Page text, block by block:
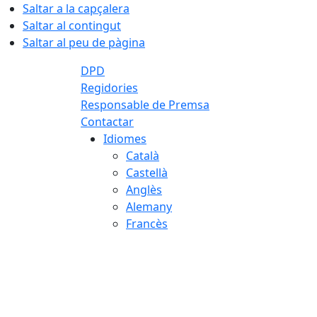
Saltar a la capçalera
Saltar al contingut
Saltar al peu de pàgina
DPD
Regidories
Responsable de Premsa
Contactar
Idiomes
Català
Castellà
Anglès
Alemany
Francès